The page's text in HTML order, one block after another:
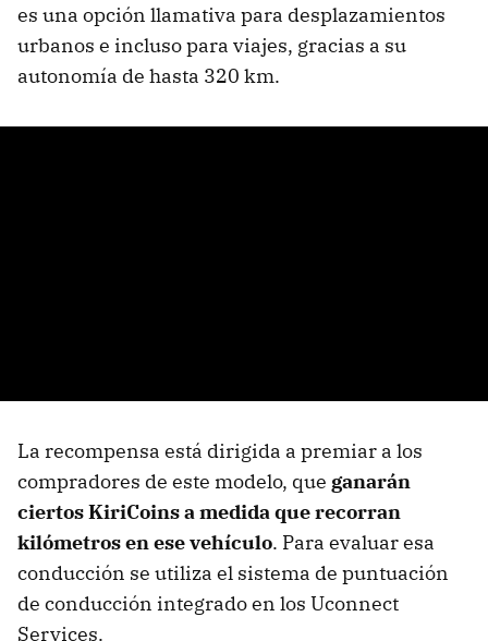
es una opción llamativa para desplazamientos
urbanos e incluso para viajes, gracias a su
autonomía de hasta 320 km.
La recompensa está dirigida a premiar a los
compradores de este modelo, que ganarán
ciertos KiriCoins a medida que recorran
kilómetros en ese vehículo. Para evaluar esa
conducción se utiliza el sistema de puntuación
de conducción integrado en los Uconnect
Services.